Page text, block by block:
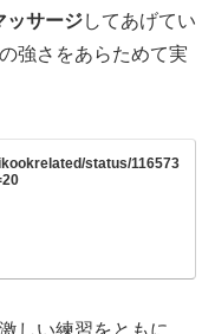
ッサージしてあげてい
強さをあらためて実
status/116573